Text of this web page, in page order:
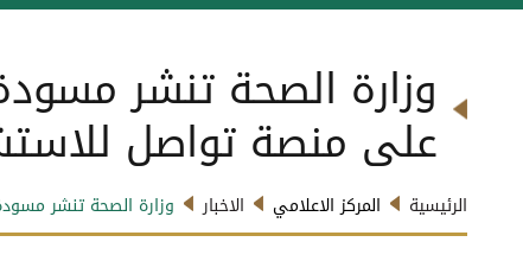
على منصة تواصل
الرئيسية المركز الاعلامي الاخبار وزارة الصحة تنشر مسودة الاستراتيجية